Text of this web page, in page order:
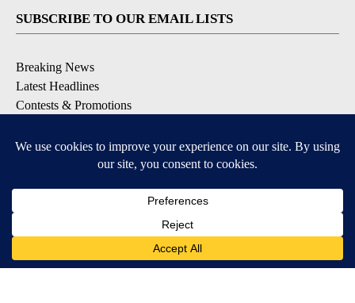
SUBSCRIBE TO OUR EMAIL LISTS
Breaking News
Latest Headlines
Contests & Promotions
Available for iOS and Android